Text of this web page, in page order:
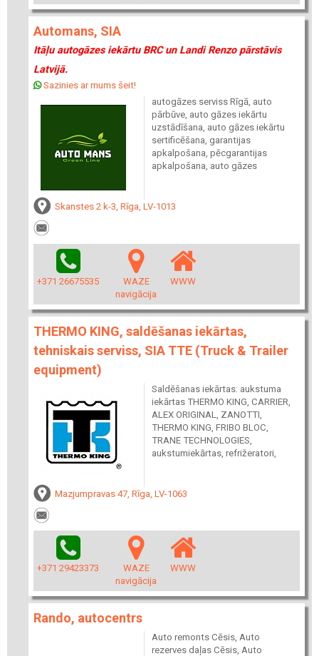
Automans, SIA
Itāļu autogāzes iekārtu BRC un Landi Renzo pārstāvis
Latvijā.
Sazinies ar mums šeit!
autogāzes serviss Rīgā, auto
pārbūve, auto gāzes iekārtu
uzstādīšana, auto gāzes iekārtu
sertificēšana, garantijas
apkalpošana, pēcgarantijas
apkalpošana, auto gāzes
Skanstes 2 k-3, Rīga, LV-1013
+371 26675535
WAZE
navigācija
WWW
THERMO KING, saldēšanas iekārtas,
tehniskais serviss, SIA TTE (Truck & Trailer
equipment)
Saldēšanas iekārtas: aukstuma
iekārtas THERMO KING, CARRIER,
ALEX ORIGINAL, ZANOTTI,
THERMO KING, FRIBO BLOC,
TRANE TECHNOLOGIES,
aukstumiekārtas, refrižeratori,
Mazjumpravas 47, Rīga, LV-1063
+371 29423373
WAZE
navigācija
WWW
Rando, autocentrs
Auto remonts Cēsis, Auto
rezerves daļas Cēsis, Auto